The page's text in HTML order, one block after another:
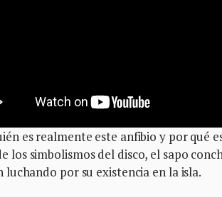
es realmente este anfibio y por qué
los simbolismos del disco, el sapo
luchando por su existencia en la isla.